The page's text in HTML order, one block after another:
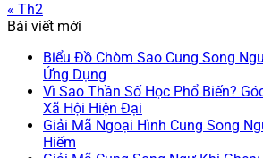
« Th2
Bài viết mới
Biểu Đồ Chòm Sao Cung Song
Ứng Dụng
Vì Sao Thần Số Học Phổ Biến?
Xã Hội Hiện Đại
Giải Mã Ngoại Hình Cung Song
Hiếm